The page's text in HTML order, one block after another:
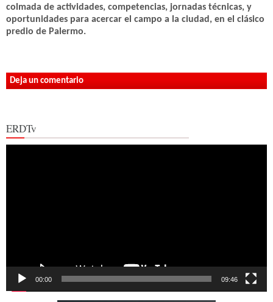
colmada de actividades, competencias, jornadas técnicas, y
oportunidades para acercar el campo a la ciudad, en el clásico
predio de Palermo.
Deja un comentario
ERDTv
00:00 09:46